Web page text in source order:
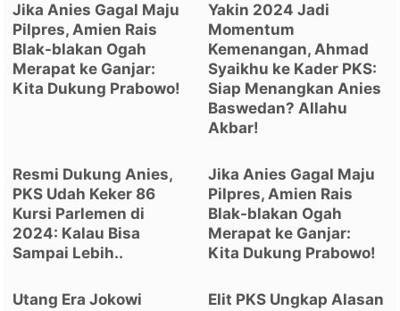
Jika Anies Gagal Maju
Pilpres, Amien Rais
Blak-blakan Ogah
Merapat ke Ganjar:
Kita Dukung Prabowo!
Yakin 2024 Jadi
Momentum
Kemenangan, Ahmad
Syaikhu ke Kader PKS:
Siap Menangkan Anies
Baswedan? Allahu
Akbar!
Resmi Dukung Anies,
PKS Udah Keker 86
Kursi Parlemen di
2024: Kalau Bisa
Sampai Lebih..
Jika Anies Gagal Maju
Pilpres, Amien Rais
Blak-blakan Ogah
Merapat ke Ganjar:
Kita Dukung Prabowo!
Utang Era Jokowi
Elit PKS Ungkap Alasan